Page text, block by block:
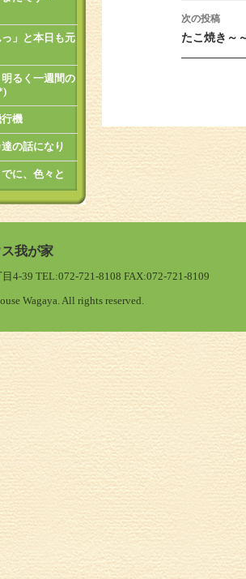
次の投稿
たこ焼き～
っ」と本日も元
るく一週間の
機
の話になり
に、色々と
我が家
4-39 TEL:072-721-8108 FAX:072-721-8109
Wagaya. All rights reserved.